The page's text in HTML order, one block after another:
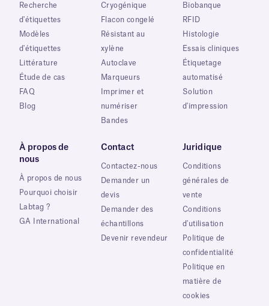
Recherche
d'étiquettes
Modèles
d'étiquettes
Littérature
Étude de cas
FAQ
Blog
Cryogénique
Flacon congelé
Résistant au
xylène
Autoclave
Marqueurs
Imprimer et
numériser
Bandes
Biobanque
RFID
Histologie
Essais cliniques
Étiquetage
automatisé
Solution
d'impression
À propos de
nous
À propos de nous
Pourquoi choisir
Labtag ?
GA International
Contact
Contactez-nous
Demander un
devis
Demander des
échantillons
Devenir revendeur
Juridique
Conditions
générales de
vente
Conditions
d'utilisation
Politique de
confidentialité
Politique en
matière de
cookies